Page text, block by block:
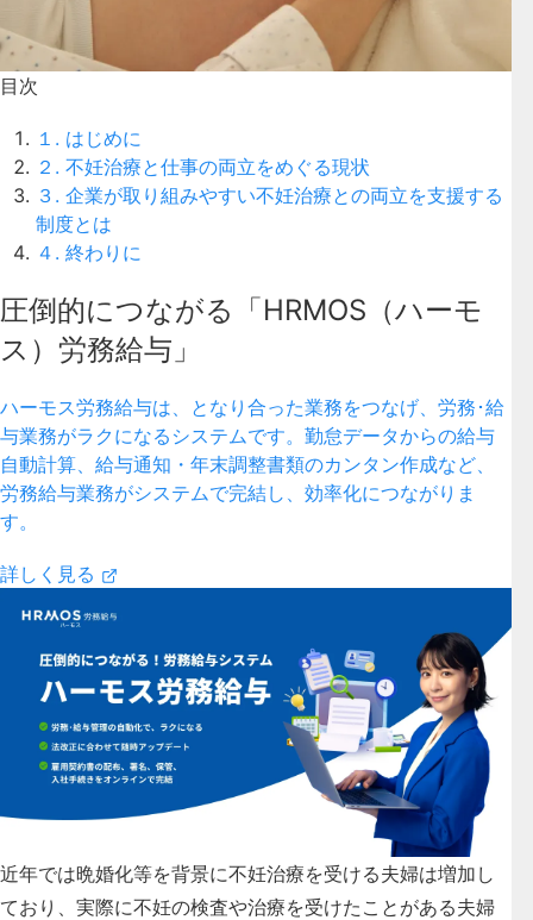
目次
１. はじめに
２. 不妊治療と仕事の両立をめぐる現状
３. 企業が取り組みやすい不妊治療との両立を支援する
制度とは
４. 終わりに
圧倒的につながる「HRMOS（ハーモ
ス）労務給与」
ハーモス労務給与は、となり合った業務をつなげ、労務･給
与業務がラクになるシステムです。勤怠データからの給与
自動計算、給与通知・年末調整書類のカンタン作成など、
労務給与業務がシステムで完結し、効率化につながりま
す。
詳しく見る
近年では晩婚化等を背景に不妊治療を受ける夫婦は増加し
ており、実際に不妊の検査や治療を受けたことがある夫婦